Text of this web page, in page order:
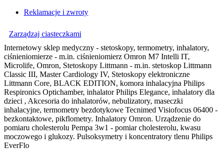
Reklamacje i zwroty
Zarządzaj ciasteczkami
Internetowy sklep medyczny - stetoskopy, termometry, inhalatory,
ciśnieniomierze - m.in. ciśnieniomierz Omron M7 Intelli IT,
Microlife, Omron, Stetoskopy Littmann - m.in. stetoskop Littmann
Classic III, Master Cardiology IV, Stetoskopy elektroniczne
Littmann Core, BLACK EDITION, komora inhalacyjna Philips
Respironics Optichamber, inhalator Philips Elegance, inhalatory dla
dzieci , Akcesoria do inhalatorów, nebulizatory, maseczki
inhalacyjne, termometry bezdotykowe Tecnimed Visiofocus 06400 -
bezkontaktowe, pikflometry. Inhalatory Omron. Urządzenie do
pomiaru cholesterolu Pempa 3w1 - pomiar cholesterolu, kwasu
moczowego i glukozy. Pulsoksymetry i koncentratory tlenu Philips
EverFlo